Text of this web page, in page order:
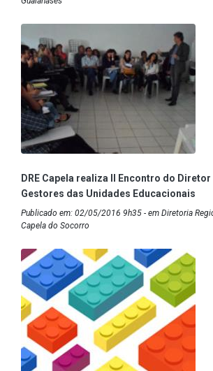
DRE Capela realiza II Encontro do
Gestores das Unidades Educacionais
Publicado em: 02/05/2016 9h35 - em Diretoria
Capela do Socorro